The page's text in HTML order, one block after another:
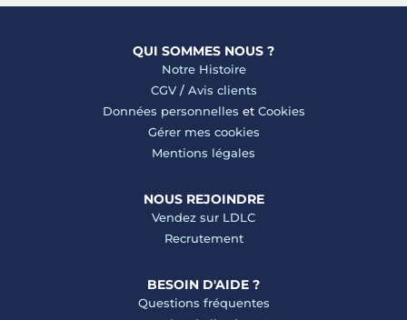
QUI SOMMES NOUS ?
Notre Histoire
CGV/ Avis clients
Données personnelles et Cookies
Gérer mes cookies
Mentions légales
NOUS REJOINDRE
Vendez sur LDLC
Recrutement
BESOIN D'AIDE ?
Questions fréquentes